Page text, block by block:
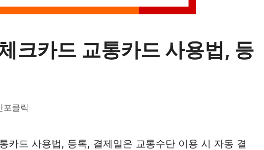
크카드 교통카드 사용법, 등
포클릭
카드 사용법, 등록, 결제일은 교통수단 이용 시 자동 결